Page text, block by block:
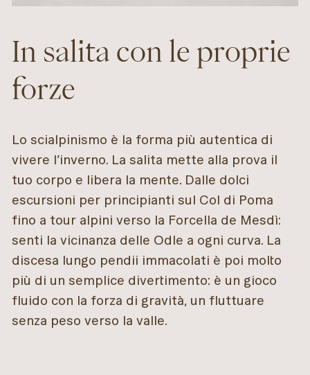
In salita con le proprie
forze
Lo scialpinismo è la forma più autentica di
vivere l’inverno. La salita mette alla prova il
tuo corpo e libera la mente. Dalle dolci
escursioni per principianti sul Col di Poma
fino a tour alpini verso la Forcella de Mesdì:
senti la vicinanza delle Odle a ogni curva. La
discesa lungo pendii immacolati è poi molto
più di un semplice divertimento: è un gioco
fluido con la forza di gravità, un fluttuare
senza peso verso la valle.